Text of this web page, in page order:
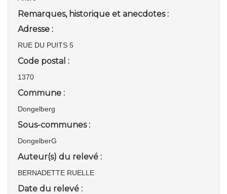
Remarques, historique et anecdotes :
Adresse :
RUE DU PUITS 5
Code postal :
1370
Commune :
Dongelberg
Sous-communes :
DongelberG
Auteur(s) du relevé :
BERNADETTE RUELLE
Date du relevé :